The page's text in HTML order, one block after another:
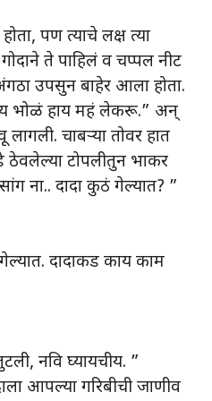
पण त्याचे लक्ष त्या
ते पाहिलं व चप्पल नीट
उपसुन बाहेर आला होता.
भोळं हाय महं लेकरू.” अन्
चाबऱ्या तोवर हात
टोपलीतुन भाकर
ना.. दादा कुठं गेल्यात? ”
दादाकड काय काम
नवि घ्यायचीय. ”
आपल्या गरिबीची जाणीव